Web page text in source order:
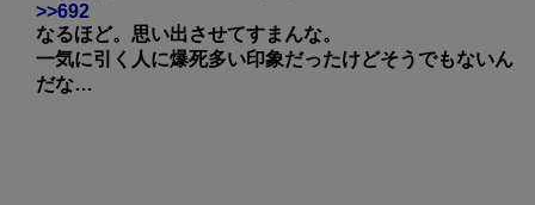
>>692
なるほど。思い出させてすまんな。
一気に引く人に爆死多い印象だったけどそうでもないん
だな…